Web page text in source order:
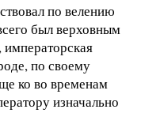
по велению
был верховным
по своему
ко во временам
изначально